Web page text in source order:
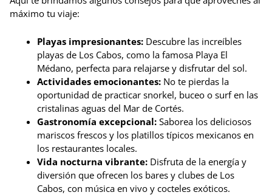
máximo tu viaje:
Playas impresionantes: Descubre las increíbles
playas de Los Cabos, como la famosa Playa El
Médano, perfecta para relajarse y disfrutar del sol.
Actividades emocionantes: No te pierdas la
oportunidad de practicar snorkel, buceo o surf en las
cristalinas aguas del Mar de Cortés.
Gastronomía excepcional: Saborea los deliciosos
mariscos frescos y los platillos típicos mexicanos en
los restaurantes locales.
Vida nocturna vibrante: Disfruta de la energía y
diversión que ofrecen los bares y clubes de Los
Cabos, con música en vivo y cocteles exóticos.